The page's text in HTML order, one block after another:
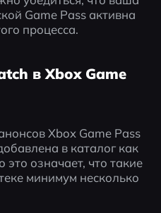
Game Pass активна
процесса.
в Xbox Game
Xbox Game Pass
в каталог как
означает, что такие
минимум несколько